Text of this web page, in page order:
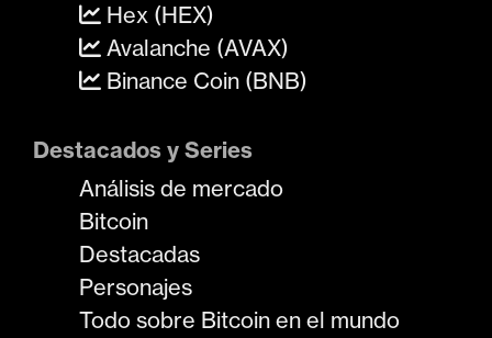
Hex (HEX)
Avalanche (AVAX)
Binance Coin (BNB)
Destacados y Series
Análisis de mercado
Bitcoin
Destacadas
Personajes
Todo sobre Bitcoin en el mundo